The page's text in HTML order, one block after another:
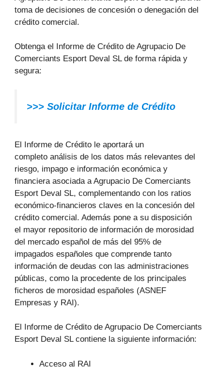
toma de decisiones de concesión o denegación del
crédito comercial.
Obtenga el Informe de Crédito de Agrupacio De
Comerciants Esport Deval SL de forma rápida y
segura:
>>> Solicitar Informe de Crédito
El Informe de Crédito le aportará un
completo análisis de los datos más relevantes del
riesgo, impago e información económica y
financiera asociada a Agrupacio De Comerciants
Esport Deval SL, complementando con los ratios
económico-financieros claves en la concesión del
crédito comercial. Además pone a su disposición
el mayor repositorio de información de morosidad
del mercado español de más del 95% de
impagados españoles que comprende tanto
información de deudas con las administraciones
públicas, como la procedente de los principales
ficheros de morosidad españoles (ASNEF
Empresas y RAI).
El Informe de Crédito de Agrupacio De Comerciants
Esport Deval SL contiene la siguiente información:
Acceso al RAI